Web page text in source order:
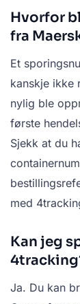
Hvorfor
fra
Et
kanskje ikke
nylig ble
første
Sjekk at du
med
Kan jeg
Ja. Du kan